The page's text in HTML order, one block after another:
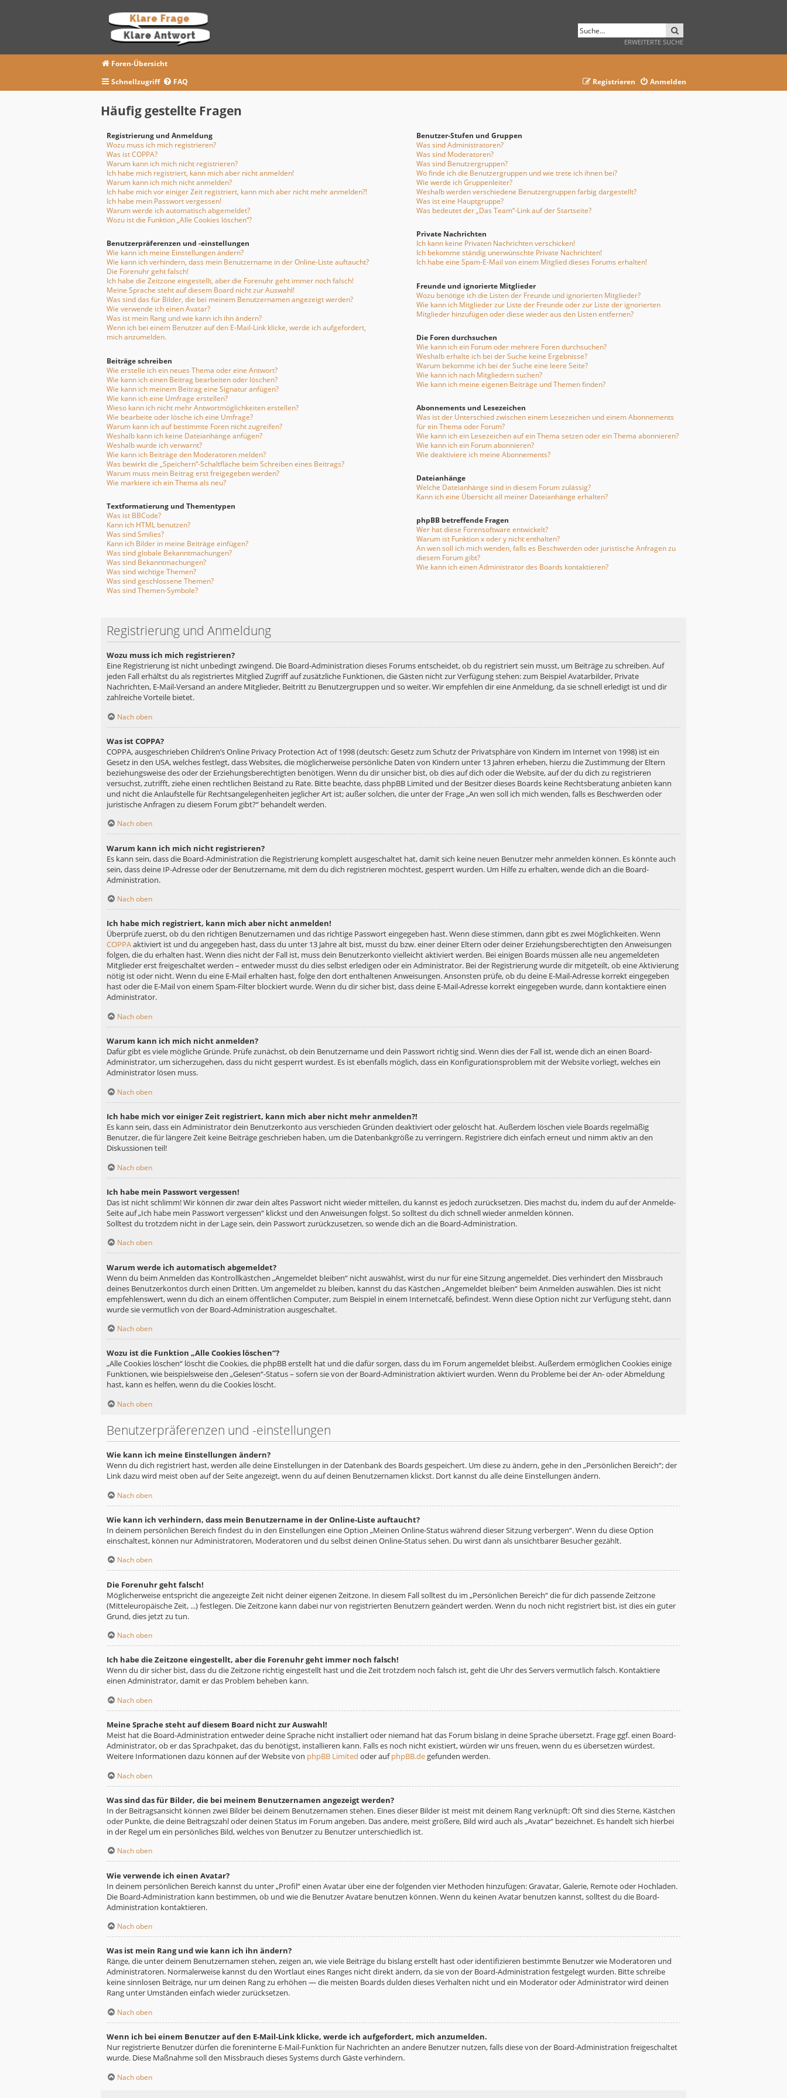
ERWEITERTE SUCHE
Foren-Übersicht
Schnellzugriff
FAQ Anmelden
Registrieren
Häufig gestellte Fragen
Registrierung und Anmeldung
Wozu muss ich mich registrieren?
Was ist COPPA?
Warum kann ich mich nicht registrieren?
Ich habe mich registriert, kann mich aber nicht anmelden!
Warum kann ich mich nicht anmelden?
Ich habe mich vor einiger Zeit registriert, kann mich aber nicht mehr anmelden?!
Ich habe mein Passwort vergessen!
Warum werde ich automatisch abgemeldet?
Wozu ist die Funktion „Alle Cookies löschen“?
Benutzerpräferenzen und -einstellungen
Wie kann ich meine Einstellungen ändern?
Wie kann ich verhindern, dass mein Benutzername in der Online-Liste auftaucht?
Die Forenuhr geht falsch!
Ich habe die Zeitzone eingestellt, aber die Forenuhr geht immer noch falsch!
Meine Sprache steht auf diesem Board nicht zur Auswahl!
Was sind das für Bilder, die bei meinem Benutzernamen angezeigt werden?
Wie verwende ich einen Avatar?
Was ist mein Rang und wie kann ich ihn ändern?
Wenn ich bei einem Benutzer auf den E-Mail-Link klicke, werde ich aufgefordert,
mich anzumelden.
Beiträge schreiben
Wie erstelle ich ein neues Thema oder eine Antwort?
Wie kann ich einen Beitrag bearbeiten oder löschen?
Wie kann ich meinem Beitrag eine Signatur anfügen?
Wie kann ich eine Umfrage erstellen?
Wieso kann ich nicht mehr Antwortmöglichkeiten erstellen?
Wie bearbeite oder lösche ich eine Umfrage?
Warum kann ich auf bestimmte Foren nicht zugreifen?
Weshalb kann ich keine Dateianhänge anfügen?
Weshalb wurde ich verwarnt?
Wie kann ich Beiträge den Moderatoren melden?
Was bewirkt die „Speichern“-Schaltfläche beim Schreiben eines Beitrags?
Warum muss mein Beitrag erst freigegeben werden?
Wie markiere ich ein Thema als neu?
Textformatierung und Thementypen
Was ist BBCode?
Kann ich HTML benutzen?
Was sind Smilies?
Kann ich Bilder in meine Beiträge einfügen?
Was sind globale Bekanntmachungen?
Was sind Bekanntmachungen?
Was sind wichtige Themen?
Was sind geschlossene Themen?
Was sind Themen-Symbole?
Benutzer-Stufen und Gruppen
Was sind Administratoren?
Was sind Moderatoren?
Was sind Benutzergruppen?
Wo finde ich die Benutzergruppen und wie trete ich ihnen bei?
Wie werde ich Gruppenleiter?
Weshalb werden verschiedene Benutzergruppen farbig dargestellt?
Was ist eine Hauptgruppe?
Was bedeutet der „Das Team“-Link auf der Startseite?
Private Nachrichten
Ich kann keine Privaten Nachrichten verschicken!
Ich bekomme ständig unerwünschte Private Nachrichten!
Ich habe eine Spam-E-Mail von einem Mitglied dieses Forums erhalten!
Freunde und ignorierte Mitglieder
Wozu benötige ich die Listen der Freunde und ignorierten Mitglieder?
Wie kann ich Mitglieder zur Liste der Freunde oder zur Liste der ignorierten
Mitglieder hinzufügen oder diese wieder aus den Listen entfernen?
Die Foren durchsuchen
Wie kann ich ein Forum oder mehrere Foren durchsuchen?
Weshalb erhalte ich bei der Suche keine Ergebnisse?
Warum bekomme ich bei der Suche eine leere Seite?
Wie kann ich nach Mitgliedern suchen?
Wie kann ich meine eigenen Beiträge und Themen finden?
Abonnements und Lesezeichen
Was ist der Unterschied zwischen einem Lesezeichen und einem Abonnements
für ein Thema oder Forum?
Wie kann ich ein Lesezeichen auf ein Thema setzen oder ein Thema abonnieren?
Wie kann ich ein Forum abonnieren?
Wie deaktiviere ich meine Abonnements?
Dateianhänge
Welche Dateianhänge sind in diesem Forum zulässig?
Kann ich eine Übersicht all meiner Dateianhänge erhalten?
phpBB betreffende Fragen
Wer hat diese Forensoftware entwickelt?
Warum ist Funktion x oder y nicht enthalten?
An wen soll ich mich wenden, falls es Beschwerden oder juristische Anfragen zu
diesem Forum gibt?
Wie kann ich einen Administrator des Boards kontaktieren?
Registrierung und Anmeldung
Wozu muss ich mich registrieren?
Eine Registrierung ist nicht unbedingt zwingend. Die Board-Administration dieses Forums entscheidet, ob du registriert sein musst, um Beiträge zu schreiben. Auf
jeden Fall erhältst du als registriertes Mitglied Zugriff auf zusätzliche Funktionen, die Gästen nicht zur Verfügung stehen: zum Beispiel Avatarbilder, Private
Nachrichten, E-Mail-Versand an andere Mitglieder, Beitritt zu Benutzergruppen und so weiter. Wir empfehlen dir eine Anmeldung, da sie schnell erledigt ist und dir
zahlreiche Vorteile bietet.
Nach oben
Was ist COPPA?
COPPA, ausgeschrieben Children’s Online Privacy Protection Act of 1998 (deutsch: Gesetz zum Schutz der Privatsphäre von Kindern im Internet von 1998) ist ein
Gesetz in den USA, welches festlegt, dass Websites, die möglicherweise persönliche Daten von Kindern unter 13 Jahren erheben, hierzu die Zustimmung der Eltern
beziehungsweise des oder der Erziehungsberechtigten benötigen. Wenn du dir unsicher bist, ob dies auf dich oder die Website, auf der du dich zu registrieren
versuchst, zutrifft, ziehe einen rechtlichen Beistand zu Rate. Bitte beachte, dass phpBB Limited und der Besitzer dieses Boards keine Rechtsberatung anbieten kann
und nicht die Anlaufstelle für Rechtsangelegenheiten jeglicher Art ist; außer solchen, die unter der Frage „An wen soll ich mich wenden, falls es Beschwerden oder
juristische Anfragen zu diesem Forum gibt?“ behandelt werden.
Nach oben
Warum kann ich mich nicht registrieren?
Es kann sein, dass die Board-Administration die Registrierung komplett ausgeschaltet hat, damit sich keine neuen Benutzer mehr anmelden können. Es könnte auch
sein, dass deine IP-Adresse oder der Benutzername, mit dem du dich registrieren möchtest, gesperrt wurden. Um Hilfe zu erhalten, wende dich an die Board-
Administration.
Nach oben
Ich habe mich registriert, kann mich aber nicht anmelden!
Überprüfe zuerst, ob du den richtigen Benutzernamen und das richtige Passwort eingegeben hast. Wenn diese stimmen, dann gibt es zwei Möglichkeiten. Wenn
COPPAaktiviert ist und du angegeben hast, dass du unter 13 Jahre alt bist, musst du bzw. einer deiner Eltern oder deiner Erziehungsberechtigten den Anweisungen
folgen, die du erhalten hast. Wenn dies nicht der Fall ist, muss dein Benutzerkonto vielleicht aktiviert werden. Bei einigen Boards müssen alle neu angemeldeten
Mitglieder erst freigeschaltet werden – entweder musst du dies selbst erledigen oder ein Administrator. Bei der Registrierung wurde dir mitgeteilt, ob eine Aktivierung
nötig ist oder nicht. Wenn du eine E-Mail erhalten hast, folge den dort enthaltenen Anweisungen. Ansonsten prüfe, ob du deine E-Mail-Adresse korrekt eingegeben
hast oder die E-Mail von einem Spam-Filter blockiert wurde. Wenn du dir sicher bist, dass deine E-Mail-Adresse korrekt eingegeben wurde, dann kontaktiere einen
Administrator.
Nach oben
Warum kann ich mich nicht anmelden?
Dafür gibt es viele mögliche Gründe. Prüfe zunächst, ob dein Benutzername und dein Passwort richtig sind. Wenn dies der Fall ist, wende dich an einen Board-
Administrator, um sicherzugehen, dass du nicht gesperrt wurdest. Es ist ebenfalls möglich, dass ein Konfigurationsproblem mit der Website vorliegt, welches ein
Administrator lösen muss.
Nach oben
Ich habe mich vor einiger Zeit registriert, kann mich aber nicht mehr anmelden?!
Es kann sein, dass ein Administrator dein Benutzerkonto aus verschieden Gründen deaktiviert oder gelöscht hat. Außerdem löschen viele Boards regelmäßig
Benutzer, die für längere Zeit keine Beiträge geschrieben haben, um die Datenbankgröße zu verringern. Registriere dich einfach erneut und nimm aktiv an den
Diskussionen teil!
Nach oben
Ich habe mein Passwort vergessen!
Das ist nicht schlimm! Wir können dir zwar dein altes Passwort nicht wieder mitteilen, du kannst es jedoch zurücksetzen. Dies machst du, indem du auf der Anmelde-
Seite auf „Ich habe mein Passwort vergessen“ klickst und den Anweisungen folgst. So solltest du dich schnell wieder anmelden können.
Solltest du trotzdem nicht in der Lage sein, dein Passwort zurückzusetzen, so wende dich an die Board-Administration.
Nach oben
Warum werde ich automatisch abgemeldet?
Wenn du beim Anmelden das Kontrollkästchen „Angemeldet bleiben“ nicht auswählst, wirst du nur für eine Sitzung angemeldet. Dies verhindert den Missbrauch
deines Benutzerkontos durch einen Dritten. Um angemeldet zu bleiben, kannst du das Kästchen „Angemeldet bleiben“ beim Anmelden auswählen. Dies ist nicht
empfehlenswert, wenn du dich an einem öffentlichen Computer, zum Beispiel in einem Internetcafé, befindest. Wenn diese Option nicht zur Verfügung steht, dann
wurde sie vermutlich von der Board-Administration ausgeschaltet.
Nach oben
Wozu ist die Funktion „Alle Cookies löschen“?
„Alle Cookies löschen“ löscht die Cookies, die phpBB erstellt hat und die dafür sorgen, dass du im Forum angemeldet bleibst. Außerdem ermöglichen Cookies einige
Funktionen, wie beispielsweise den „Gelesen“-Status – sofern sie von der Board-Administration aktiviert wurden. Wenn du Probleme bei der An- oder Abmeldung
hast, kann es helfen, wenn du die Cookies löscht.
Nach oben
Benutzerpräferenzen und -einstellungen
Wie kann ich meine Einstellungen ändern?
Wenn du dich registriert hast, werden alle deine Einstellungen in der Datenbank des Boards gespeichert. Um diese zu ändern, gehe in den „Persönlichen Bereich“; der
Link dazu wird meist oben auf der Seite angezeigt, wenn du auf deinen Benutzernamen klickst. Dort kannst du alle deine Einstellungen ändern.
Nach oben
Wie kann ich verhindern, dass mein Benutzername in der Online-Liste auftaucht?
In deinem persönlichen Bereich findest du in den Einstellungen eine Option „Meinen Online-Status während dieser Sitzung verbergen“. Wenn du diese Option
einschaltest, können nur Administratoren, Moderatoren und du selbst deinen Online-Status sehen. Du wirst dann als unsichtbarer Besucher gezählt.
Nach oben
Die Forenuhr geht falsch!
Möglicherweise entspricht die angezeigte Zeit nicht deiner eigenen Zeitzone. In diesem Fall solltest du im „Persönlichen Bereich“ die für dich passende Zeitzone
(Mitteleuropäische Zeit, ...) festlegen. Die Zeitzone kann dabei nur von registrierten Benutzern geändert werden. Wenn du noch nicht registriert bist, ist dies ein guter
Grund, dies jetzt zu tun.
Nach oben
Ich habe die Zeitzone eingestellt, aber die Forenuhr geht immer noch falsch!
Wenn du dir sicher bist, dass du die Zeitzone richtig eingestellt hast und die Zeit trotzdem noch falsch ist, geht die Uhr des Servers vermutlich falsch. Kontaktiere
einen Administrator, damit er das Problem beheben kann.
Nach oben
Meine Sprache steht auf diesem Board nicht zur Auswahl!
Meist hat die Board-Administration entweder deine Sprache nicht installiert oder niemand hat das Forum bislang in deine Sprache übersetzt. Frage ggf. einen Board-
Administrator, ob er das Sprachpaket, das du benötigst, installieren kann. Falls es noch nicht existiert, würden wir uns freuen, wenn du es übersetzen würdest.
Weitere Informationen dazu können auf der Website von phpBB Limited oder aufphpBB.degefunden werden.
Nach oben
Was sind das für Bilder, die bei meinem Benutzernamen angezeigt werden?
In der Beitragsansicht können zwei Bilder bei deinem Benutzernamen stehen. Eines dieser Bilder ist meist mit deinem Rang verknüpft: Oft sind dies Sterne, Kästchen
oder Punkte, die deine Beitragszahl oder deinen Status im Forum angeben. Das andere, meist größere, Bild wird auch als „Avatar“ bezeichnet. Es handelt sich hierbei
in der Regel um ein persönliches Bild, welches von Benutzer zu Benutzer unterschiedlich ist.
Nach oben
Wie verwende ich einen Avatar?
In deinem persönlichen Bereich kannst du unter „Profil“ einen Avatar über eine der folgenden vier Methoden hinzufügen: Gravatar, Galerie, Remote oder Hochladen.
Die Board-Administration kann bestimmen, ob und wie die Benutzer Avatare benutzen können. Wenn du keinen Avatar benutzen kannst, solltest du die Board-
Administration kontaktieren.
Nach oben
Was ist mein Rang und wie kann ich ihn ändern?
Ränge, die unter deinem Benutzernamen stehen, zeigen an, wie viele Beiträge du bislang erstellt hast oder identifizieren bestimmte Benutzer wie Moderatoren und
Administratoren. Normalerweise kannst du den Wortlaut eines Ranges nicht direkt ändern, da sie von der Board-Administration festgelegt wurden. Bitte schreibe
keine sinnlosen Beiträge, nur um deinen Rang zu erhöhen — die meisten Boards dulden dieses Verhalten nicht und ein Moderator oder Administrator wird deinen
Rang unter Umständen einfach wieder zurücksetzen.
Nach oben
Wenn ich bei einem Benutzer auf den E-Mail-Link klicke, werde ich aufgefordert, mich anzumelden.
Nur registrierte Benutzer dürfen die foreninterne E-Mail-Funktion für Nachrichten an andere Benutzer nutzen, falls diese von der Board-Administration freigeschaltet
wurde. Diese Maßnahme soll den Missbrauch dieses Systems durch Gäste verhindern.
Nach oben